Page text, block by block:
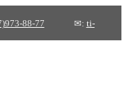
88-77 ✉: ti-